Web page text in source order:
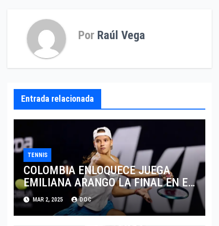
Por Raúl Vega
Entrada relacionada
TENNIS
COLOMBIA ENLOQUECE JUEGA
EMILIANA ARANGO LA FINAL EN EL
ABIERTO DE MERIDA
MAR 2, 2025 DOC